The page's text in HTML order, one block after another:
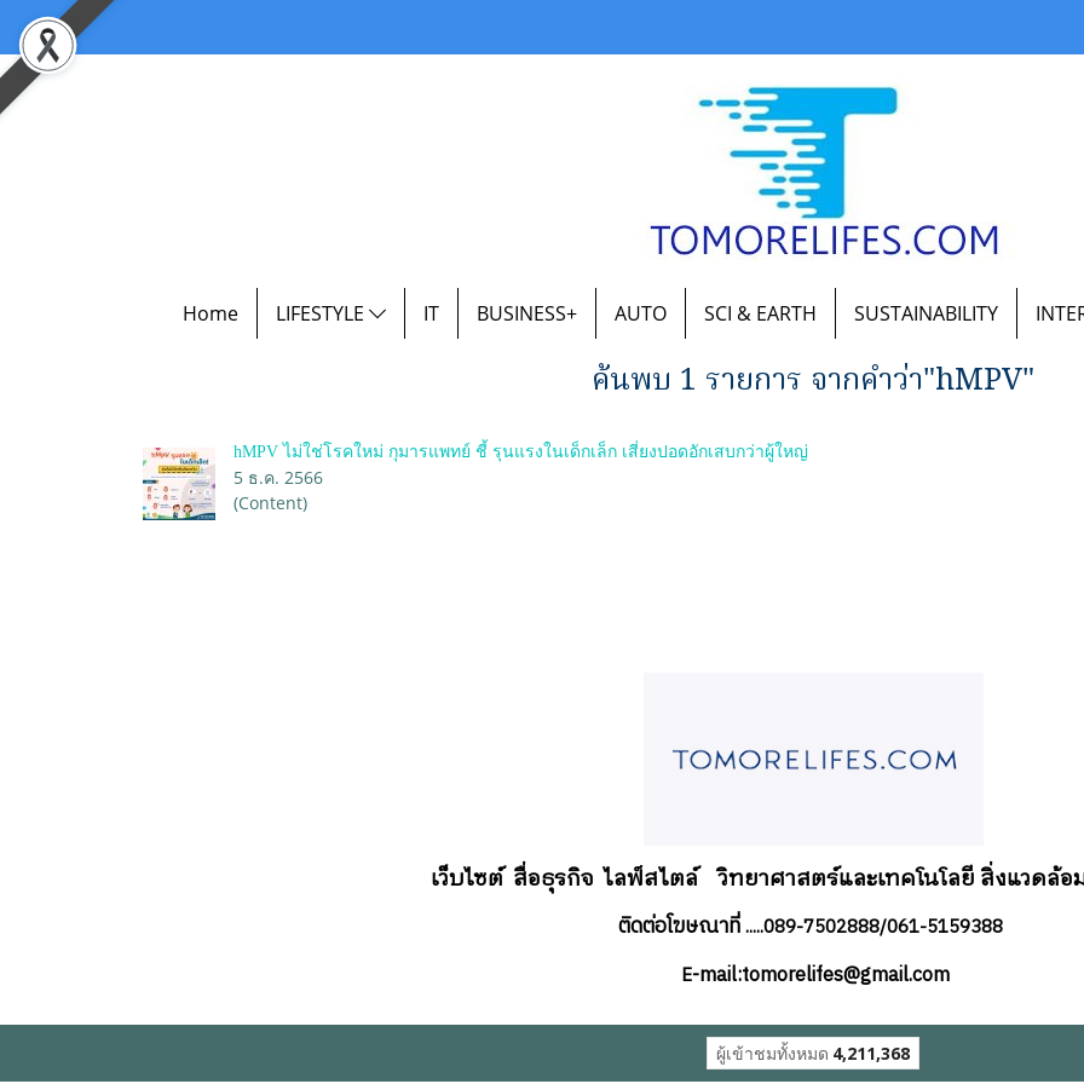
Home LIFESTYLE IT BUSINESS+ AUTO SCI & EARTH SUSTAINABILITY
ค้นพบ 1 รายการ จากคำว่า"hMPV"
hMPV ไม่ใช่โรคใหม่ กุมารแพทย์ ชี้ รุนแรงในเด็กเล็ก เสี่ยงปอดอักเสบกว่าผู้ใหญ่
5 ธ.ค. 2566
(Content)
เว็บไซต์ สื่อธุรกิจไลฟ์สไตล์ วิทยาศาสตร์และเทคโนโลยี สิ่งแวดล้
ติดต่อโฆษณาที่.....089-7502888/061-5159388
E-mail:tomorelifes@gmail.com
ผู้เข้าชมวันนี้ 1